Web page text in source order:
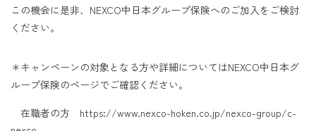
この機会に是非、NEXCO中日本グループ保険へのご加入をご検討
ください。
＊キャンペーンの対象となる方や詳細についてはNEXCO中日本グ
ループ保険のページでご確認ください。
在職者の方 https://www.nexco-hoken.co.jp/nexco-group/c-